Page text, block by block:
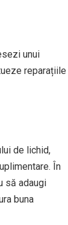
unui
reparațiile
de lichid,
În
să adaugi
buna